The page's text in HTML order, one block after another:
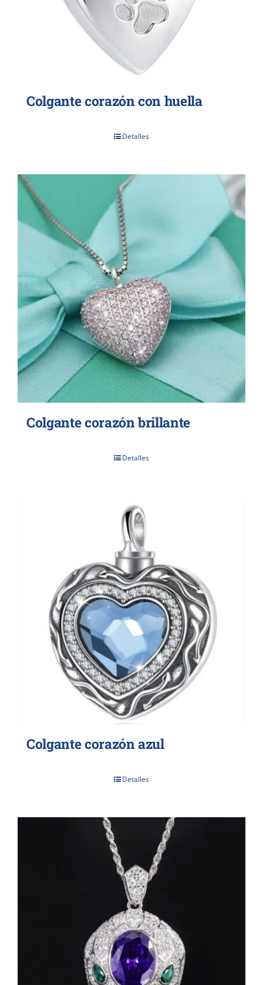
Colgante corazón con huella
Detalles
Colgante corazón brillante
Detalles
Colgante corazón azul
Detalles